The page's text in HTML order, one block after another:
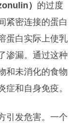
） 的过度
紧密连接的蛋白
蛋白实际上使乳
渗漏。通过这种
和未消化的食物
和自身免疫。
引发危害。一个